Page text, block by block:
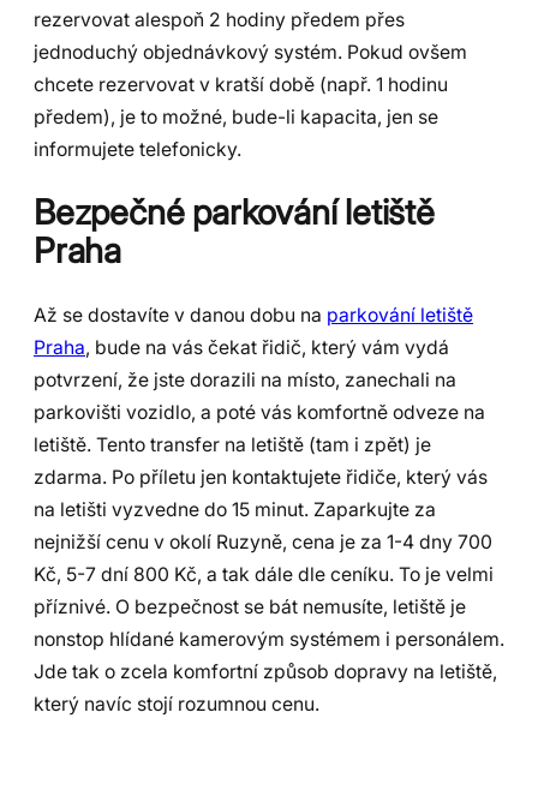
rezervovat alespoň 2 hodiny předem přes
jednoduchý objednávkový systém. Pokud ovšem
chcete rezervovat v kratší době (např. 1 hodinu
předem), je to možné, bude-li kapacita, jen se
informujete telefonicky.
Bezpečné parkování letiště
Praha
Až se dostavíte v danou dobu na parkování letiště
Praha, bude na vás čekat řidič, který vám vydá
potvrzení, že jste dorazili na místo, zanechali na
parkovišti vozidlo, a poté vás komfortně odveze na
letiště. Tento transfer na letiště (tam i zpět) je
zdarma. Po příletu jen kontaktujete řidiče, který vás
na letišti vyzvedne do 15 minut. Zaparkujte za
nejnižší cenu v okolí Ruzyně, cena je za 1-4 dny 700
Kč, 5-7 dní 800 Kč, a tak dále dle ceníku. To je velmi
příznivé. O bezpečnost se bát nemusíte, letiště je
nonstop hlídané kamerovým systémem i personálem.
Jde tak o zcela komfortní způsob dopravy na letiště,
který navíc stojí rozumnou cenu.